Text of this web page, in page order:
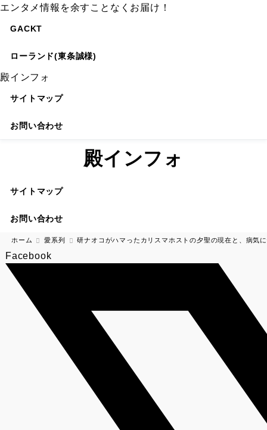
エンタメ情報を余すことなくお届け！
GACKT
ローランド(東条誠様)
殿インフォ
サイトマップ
お問い合わせ
殿インフォ
サイトマップ
お問い合わせ
ホーム 愛系列 研ナオコがハマったカリスマホストの夕聖の現在と、病気
Facebook